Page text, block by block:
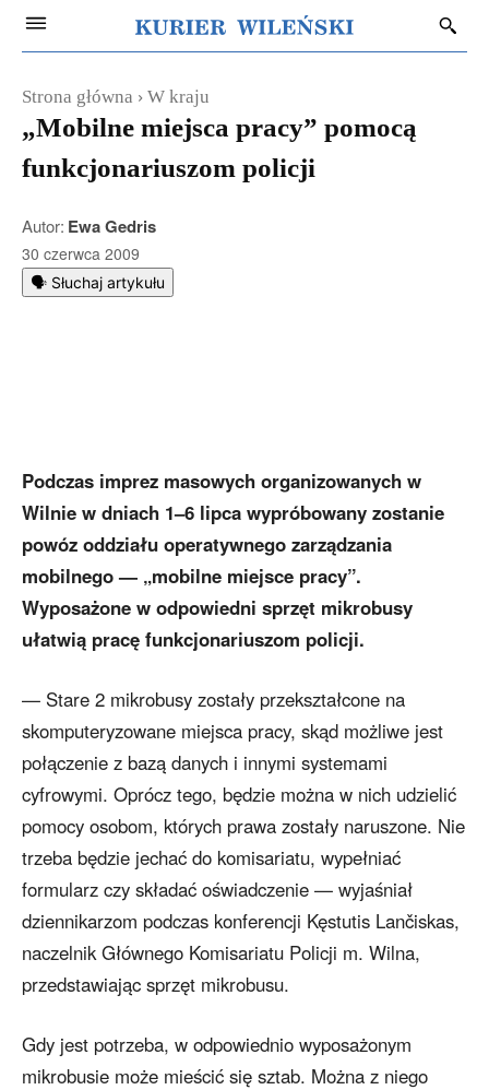
Strona główna W kraju
„Mobilne miejsca pracy” pomocą
funkcjonariuszom policji
Autor: Ewa Gedris
30 czerwca 2009
🗣️ Słuchaj artykułu
Podczas imprez masowych organizowanych w
Wilnie w dniach 1–6 lipca wypróbowany zostanie
powóz oddziału operatywnego zarządzania
mobilnego — „mobilne miejsce pracy”.
Wyposażone w odpowiedni sprzęt mikrobusy
ułatwią pracę funkcjonariuszom policji.
— Stare 2 mikrobusy zostały przekształcone na
skomputeryzowane miejsca pracy, skąd możliwe jest
połączenie z bazą danych i innymi systemami
cyfrowymi. Oprócz tego, będzie można w nich udzielić
pomocy osobom, których prawa zostały naruszone. Nie
trzeba będzie jechać do komisariatu, wypełniać
formularz czy składać oświadczenie — wyjaśniał
dziennikarzom podczas konferencji Kęstutis Lančiskas,
naczelnik Głównego Komisariatu Policji m. Wilna,
przedstawiając sprzęt mikrobusu.
Gdy jest potrzeba, w odpowiednio wyposażonym
mikrobusie może mieścić się sztab. Można z niego